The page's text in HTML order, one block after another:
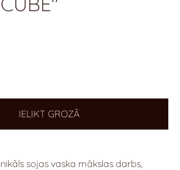
IELIKT GROZĀ
sojas vaska mākslas darbs,